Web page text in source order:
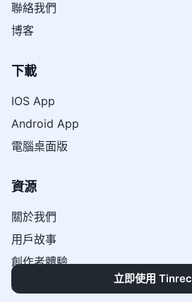
聯絡我們
博客
下載
IOS App
Android App
電腦桌面版
資源
關於我們
用戶故事
創作者體驗
媒體與收錄
立即使用 Tinrec